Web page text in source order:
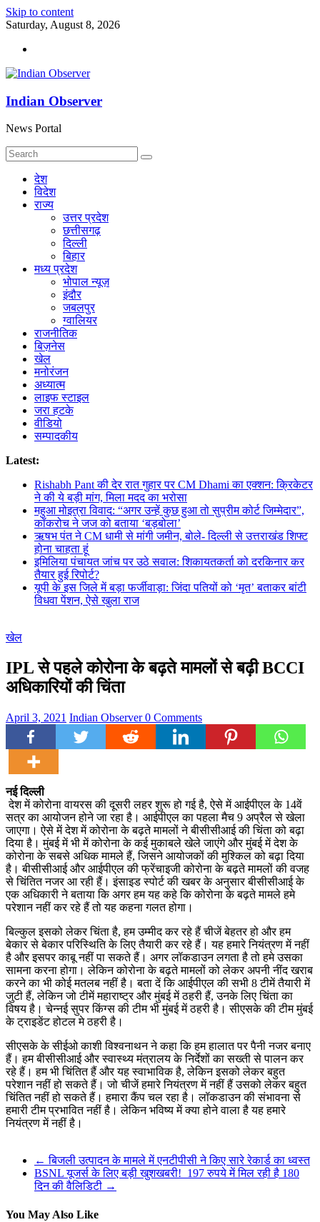
Skip to content
Saturday, August 8, 2026
Indian Observer
News Portal
देश
विदेश
राज्य
उत्तर प्रदेश
छत्तीसगढ़
दिल्ली
बिहार
मध्य प्रदेश
भोपाल न्यूज़
इंदौर
जबलपुर
ग्वालियर
राजनीतिक
बिज़नेस
खेल
मनोरंजन
अध्यात्म
लाइफ स्टाइल
जरा हटके
वीडियो
सम्पादकीय
Latest:
Rishabh Pant की देर रात गुहार पर CM Dhami का एक्शन: क्रिकेटर
ने की ये बड़ी मांग, मिला मदद का भरोसा
महुआ मोइत्रा विवाद: “अगर उन्हें कुछ हुआ तो सुप्रीम कोर्ट जिम्मेदार”,
कॉकरोच ने जज को बताया ‘बड़बोला’
ऋषभ पंत ने CM धामी से मांगी जमीन, बोले- दिल्ली से उत्तराखंड शिफ्ट
होना चाहता हूं
इमिलिया पंचायत जांच पर उठे सवाल: शिकायतकर्ता को दरकिनार कर
तैयार हुई रिपोर्ट?
यूपी के इस जिले में बड़ा फर्जीवाड़ा: जिंदा पतियों को ‘मृत’ बताकर बांटी
विधवा पेंशन, ऐसे खुला राज
खेल
IPL से पहले कोरोना के बढ़ते मामलों से बढ़ी BCCI
अधिकारियों की चिंता
April 3, 2021 Indian Observer0 Comments
नई दिल्ली
देश में कोरोना वायरस की दूसरी लहर शुरू हो गई है, ऐसे में आईपीएल के 14वें
सत्र का आयोजन होने जा रहा है। आईपीएल का पहला मैच 9 अप्रैल से खेला
जाएगा। ऐसे में देश में कोरोना के बढ़ते मामलों ने बीसीसीआई की चिंता को बढ़ा
दिया है। मुंबई में भी में कोरोना के कई मुकाबले खेले जाएंगे और मुंबई में देश के
कोरोना के सबसे अधिक मामले हैं, जिसने आयोजकों की मुश्किल को बढ़ा दिया
है। बीसीसीआई और आईपीएल की फ्रेंचाइजी कोरोना के बढ़ते मामलों की वजह
से चिंतित नजर आ रही हैं। इंसाइड स्पोर्ट की खबर के अनुसार बीसीसीआई के
एक अधिकारी ने बताया कि अगर हम यह कहे कि कोरोना के बढ़ते मामले हमे
परेशान नहीं कर रहे हैं तो यह कहना गलत होगा।
बिल्कुल इसको लेकर चिंता है, हम उम्मीद कर रहे हैं चीजें बेहतर हो और हम
बेकार से बेकार परिस्थिति के लिए तैयारी कर रहे हैं। यह हमारे नियंत्रण में नहीं
है और इसपर काबू नहीं पा सकते हैं। अगर लॉकडाउन लगता है तो हमे उसका
सामना करना होगा। लेकिन कोरोना के बढ़ते मामलों को लेकर अपनी नींद खराब
करने का भी कोई मतलब नहीं है। बता दें कि आईपीएल की सभी 8 टीमें तैयारी में
जुटी हैं, लेकिन जो टीमें महाराष्ट्र और मुंबई में ठहरी हैं, उनके लिए चिंता का
विषय है। चेन्नई सुपर किंग्स की टीम भी मुंबई में ठहरी है। सीएसके की टीम मुंबई
के ट्राइडेंट होटल मे ठहरी है।
सीएसके के सीईओ काशी विश्वनाथन ने कहा कि हम हालात पर पैनी नजर बनाए
हैं। हम बीसीसीआई और स्वास्थ्य मंत्रालय के निर्देशों का सख्ती से पालन कर
रहे हैं। हम भी चिंतित हैं और यह स्वाभाविक है, लेकिन इसको लेकर बहुत
परेशान नहीं हो सकते हैं। जो चीजें हमारे नियंत्रण में नहीं हैं उसको लेकर बहुत
चिंतित नहीं हो सकते हैं। हमारा कैंप चल रहा है। लॉकडाउन की संभावना से
हमारी टीम प्रभावित नहीं है। लेकिन भविष्य में क्या होने वाला है यह हमारे
नियंत्रण में नहीं है।
← बिजली उत्पादन के मामले में एनटीपीसी ने किए सारे रेकार्ड का ध्वस्त
BSNL यूजर्स के लिए बड़ी खुशखबरी! 197 रुपये में मिल रही है 180
दिन की वैलिडिटी →
You May Also Like